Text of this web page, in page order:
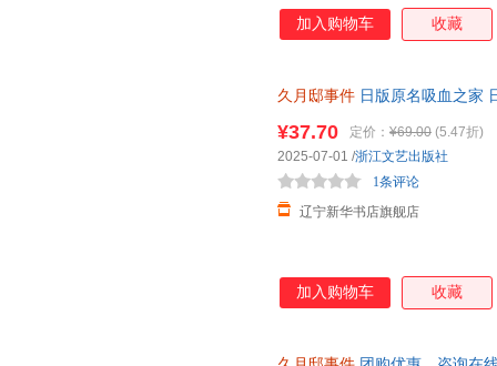
加入购物车 收藏
久月邸事件 日版原名吸血之家
¥37.70 定价： ¥69.00 (5.47折)
辽宁新华书店旗舰店
1条评论
2025-07-01 /浙江文艺出版社
加入购物车 收藏